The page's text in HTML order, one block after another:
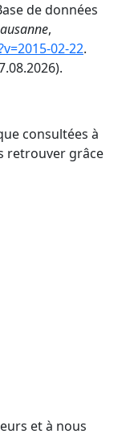
de données
,
02-22.
consultées à
retrouver grâce
et à nous